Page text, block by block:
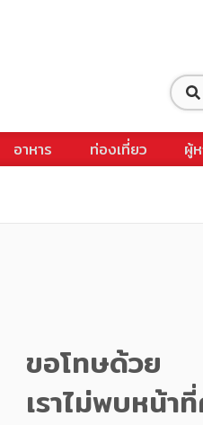
อาหาร ท่องเที่ยว ผู้
ขอโทษด้วย
เราไม่พบหน้